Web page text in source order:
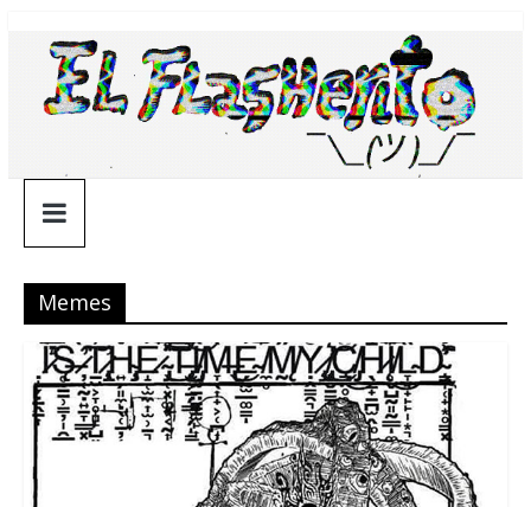
contenido
¯\_(ツ)_/
¯
Memes